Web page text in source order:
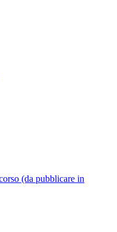
(da pubblicare in